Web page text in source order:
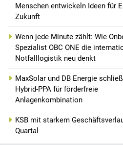
Menschen entwickeln Ideen für
Zukunft
Wenn jede Minute zählt: Wie
Spezialist OBC ONE die
Notfalllogistik neu denkt
MaxSolar und DB Energie
Hybrid-PPA für förderfreie
Anlagenkombination
KSB mit starkem
Quartal